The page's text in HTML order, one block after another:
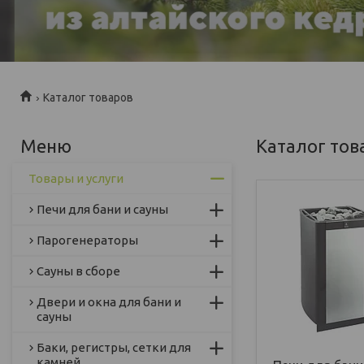
Каталог товаров
Каталог
Товары и услуги
Печи для бани и сауны
Парогенераторы
Сауны в сборе
Двери и окна для бани и
сауны
Баки, регистры, сетки для